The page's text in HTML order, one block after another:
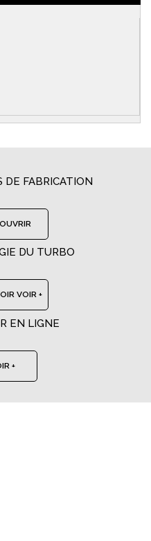
DE FABRICATION
DU TURBO
VOIR +
EN LIGNE
+